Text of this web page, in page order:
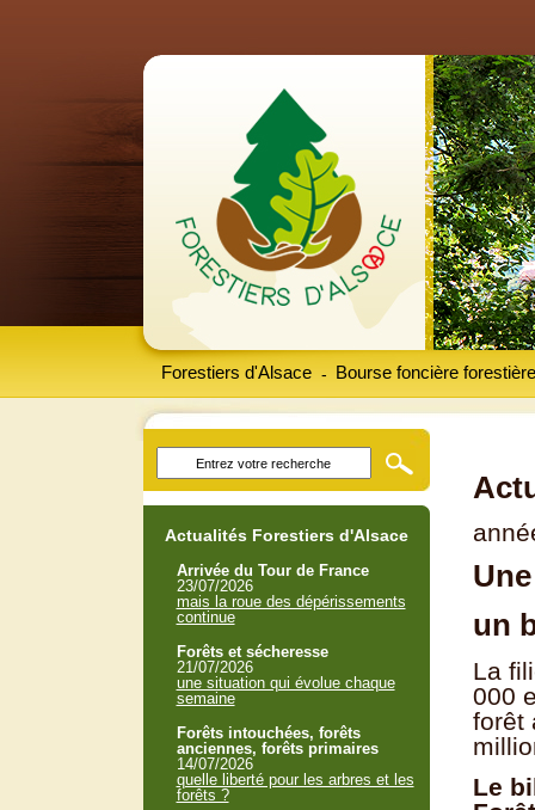
Forestiers d'Alsace Bourse foncière forestière
-
un
La
000
forêt
Le
Actualités Forestiers d'Alsace
Arrivée du Tour de France
23/07/2026
mais la roue des dépérissements
continue
Forêts et sécheresse
21/07/2026
une situation qui évolue chaque
semaine
Forêts intouchées, forêts
anciennes, forêts primaires
14/07/2026
quelle liberté pour les arbres et les
forêts ?